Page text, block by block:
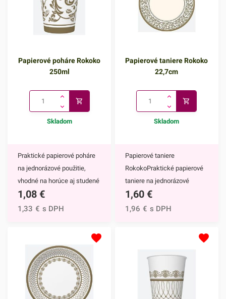
Papierové poháre Rokoko
250ml
Skladom
Praktické papierové poháre
na jednorázové použitie,
vhodné na horúce aj studené
nápoje. Vďaka ich
elegantnému zdobeniu
poháre majú nepochybne
mnoho výhod,
napríklad:keďže ide o
jednorazové poháre, nečaká
Vás žiadne zdĺhavé
1,08 €
1,33 € s DPH
Papierové taniere Rokoko
22,7cm
Skladom
Papierové taniere
RokokoPraktické papierové
taniere na jednorázové
použitie. Vďaka ich
elegantnému zdobeniu
mnoho výhod,
napríklad:keďže ide o
jednorazové taniere, nečaká
Vás žiadne zdĺhavé
1,60 €
1,96 € s DPH